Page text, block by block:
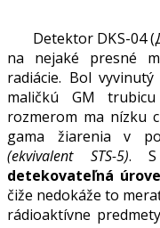
Detektor DKS-04
na nejaké presné
radiácie. Bol
maličkú GM
rozmerom ma nízku
gama žiarenia v
(ekvivalent STS-5).
detekovateľná
čiže nedokáže to
rádioaktívne